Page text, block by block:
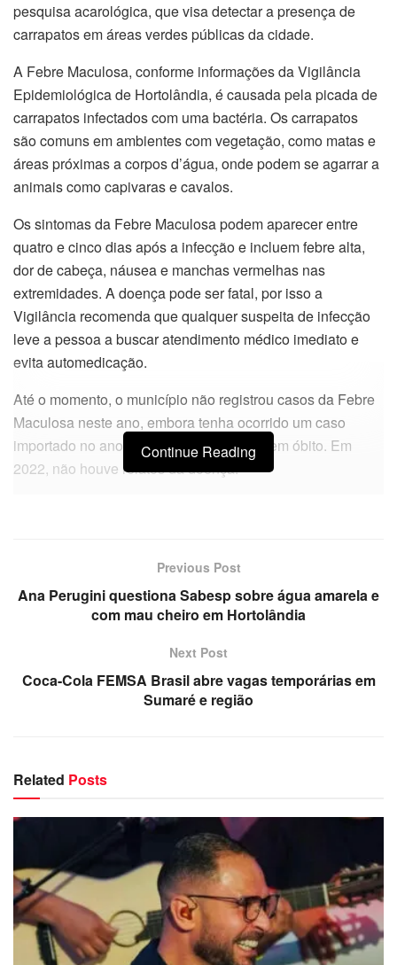
pesquisa acarológica, que visa detectar a presença de
carrapatos em áreas verdes públicas da cidade.
A Febre Maculosa, conforme informações da Vigilância
Epidemiológica de Hortolândia, é causada pela picada de
carrapatos infectados com uma bactéria. Os carrapatos
são comuns em ambientes com vegetação, como matas e
áreas próximas a corpos d’água, onde podem se agarrar a
animais como capivaras e cavalos.
Os sintomas da Febre Maculosa podem aparecer entre
quatro e cinco dias após a infecção e incluem febre alta,
dor de cabeça, náusea e manchas vermelhas nas
extremidades. A doença pode ser fatal, por isso a
Vigilância recomenda que qualquer suspeita de infecção
leve a pessoa a buscar atendimento médico imediato e
evita automedicação.
Até o momento, o município não registrou casos da Febre
Maculosa neste ano, embora tenha ocorrido um caso
importado no ano passado, que resultou em óbito. Em
2022, não houve relatos da doença.
Continue Reading
Previous Post
Ana Perugini questiona Sabesp sobre água amarela e
com mau cheiro em Hortolândia
Next Post
Coca-Cola FEMSA Brasil abre vagas temporárias em
Sumaré e região
Related Posts